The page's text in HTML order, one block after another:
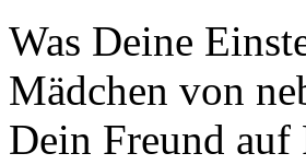
Was Deine
Mädchen von
Dein Freund auf